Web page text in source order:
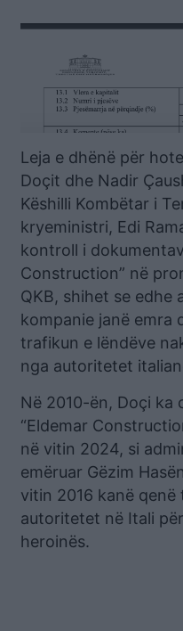
Leja e dhënë për
Doçit dhe Nadir
Këshilli Kombëtar i
kryeministri, Edi
kontroll i
Construction” në
QKB, shihet se edhe
kompanie janë emra
trafikun e lëndëve
nga autoritetet
Në 2010-ën, Doçi ka
“Eldemar
në vitin 2024, si
emëruar Gëzim
vitin 2016 kanë qenë
autoritetet në Itali
heroinës.